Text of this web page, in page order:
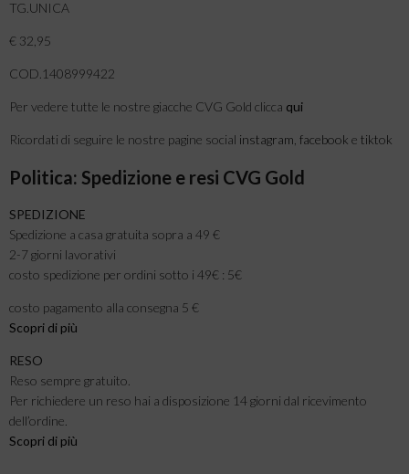
TG.UNICA
€ 32,95
COD.1408999422
Per vedere tutte le nostre giacche CVG Gold clicca qui
Ricordati di seguire le nostre pagine social instagram facebook e tiktok
Politica: Spedizione e resi CVG Gold
SPEDIZIONE
Spedizione a casa gratuita sopra a 49 €
2-7 giorni lavorativi
costo spedizione per ordini sotto i 49€ : 5€
costo pagamento alla consegna 5 €
Scopri di più
RESO
Reso sempre gratuito.
Per richiedere un reso hai a disposizione 14 giorni dal ricevimento
dell’ordine.
Scopri di più